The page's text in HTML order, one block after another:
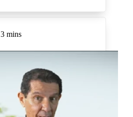
3 mins